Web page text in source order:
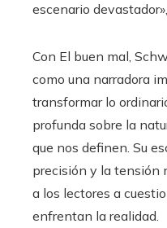
escenario
Con El buen mal,
como una narradora
transformar lo
profunda sobre la
que nos definen. Su
precisión y la tensión
a los lectores a
enfrentan la realidad.